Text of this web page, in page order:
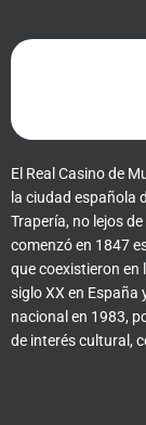
El Real Casino de
la ciudad española
Trapería, no lejos
comenzó en 1847
que coexistieron en
siglo XX en
nacional en 1983,
de interés cultural,